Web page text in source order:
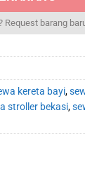
Request barang
kereta bayi,
stroller bekasi,